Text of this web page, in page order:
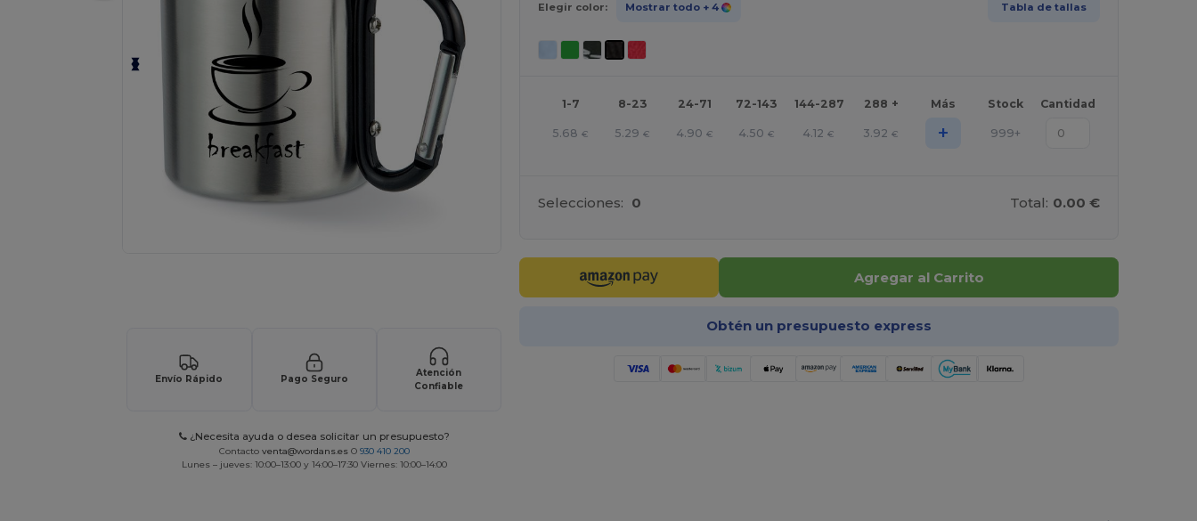
Envío Rápido Pago Seguro
Atención
Confiable
¿Necesita ayuda o desea solicitar un presupuesto?
Contacto venta@wordans.es O 930 410 200
Lunes – jueves: 10:00–13:00 y 14:00–17:30 Viernes: 10:00–14:00
Elegir color: Mostrar todo + 4 Tabla de tallas
1-7 8-23 24-71 72-143 144-287 288 + Más Stock Cantidad
5.68 € 5.29 € 4.90 € 4.50 € 4.12 € 3.92 € + 999+
Selecciones: 0 Total: 0.00 €
Agregar al Carrito
Obtén un presupuesto express